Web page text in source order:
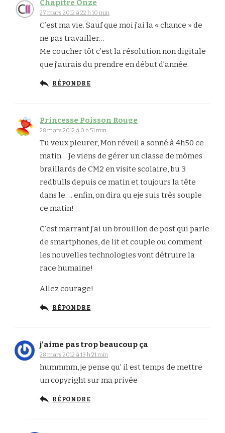
Chapitre Onze
27 mars 2012 à 22 h 10 min
C’est ma vie. Sauf que moi j’ai la « chance » de
ne pas travailler…
Me coucher tôt c’est la résolution non digitale
que j’aurais du prendre en début d’année.
RÉPONDRE
Princesse Poisson Rouge
28 mars 2012 à 0 h 51 min
Tu veux pleurer, Mon réveil a sonné à 4h50 ce
matin… Je viens de gérer un classe de mômes
braillards de CM2 en visite scolaire, bu 3
redbulls depuis ce matin et toujours la tête
dans le…. enfin, on dira qu eje suis très souple
ce matin!
C’est marrant j’ai un brouillon de post qui parle
de smartphones, de lit et couple ou comment
les nouvelles technologies vont détruire la
race humaine!
Allez courage!
RÉPONDRE
j'aime pas trop beaucoup ça
28 mars 2012 à 13 h 21 min
hummmm, je pense qu’ il est temps de mettre
un copyright sur ma privée
RÉPONDRE